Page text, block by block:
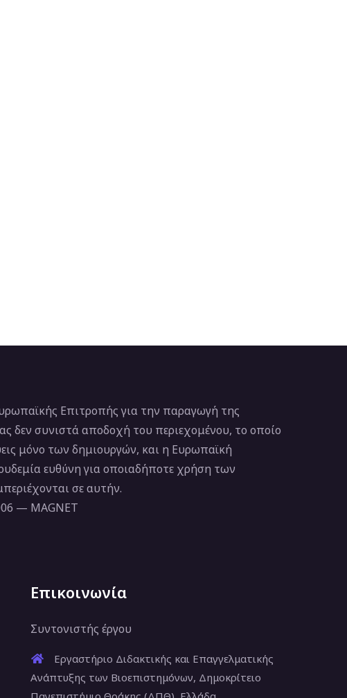
Επιτροπής για την παραγωγή της
δεν συνιστά αποδοχή του περιεχομένου, το οποίο
μόνο των δημιουργών, και η Ευρωπαϊκή
ευθύνη για οποιαδήποτε χρήση των
σε αυτήν.
— MAGNET
Επικοινωνία
Συντονιστής έργου
Εργαστήριο Διδακτικής και Επαγγελματικής
Ανάπτυξης των Βιοεπιστημόνων, Δημοκρίτειο